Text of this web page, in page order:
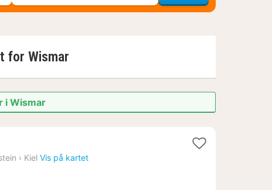
forWismar
i Wismar
› Kiel Vis på kartet